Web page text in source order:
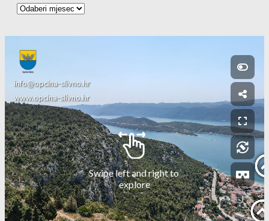
Arhiva